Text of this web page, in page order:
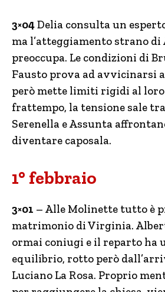
3×04Delia consulta un
ma l’atteggiamento strano di
preoccupa. Le condizioni di
Fausto prova ad avvicinarsi
però mette limiti rigidi al
frattempo, la tensione sale
Serenella e Assunta
diventare caposala.
1° febbraio
3×01 – Alle Molinette tutto è
matrimonio di Virginia.
ormai coniugi e il reparto ha
equilibrio, rotto però
Luciano La Rosa. Proprio